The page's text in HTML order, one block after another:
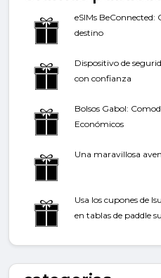
eSIMs
destino
Dispositivo de
con confianza
Bolsos Gabol:
Económicos
Una maravillosa
Usa los cupones de
en tablas de paddle